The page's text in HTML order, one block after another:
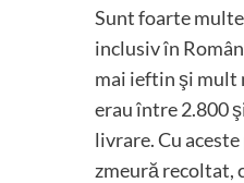
Sunt foarte
inclusiv în
mai ieftin şi mult
erau între 2.800
livrare. Cu
zmeură recoltat,